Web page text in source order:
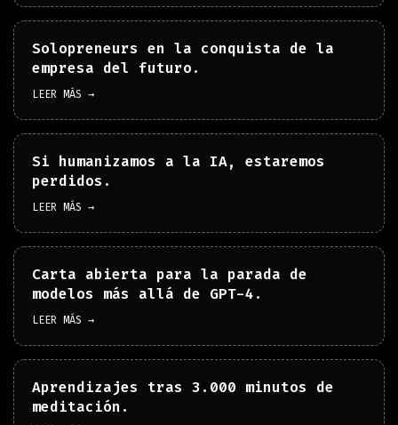
Solopreneurs en la conquista de la
empresa del futuro.
LEER MÁS →
Si humanizamos a la IA, estaremos
perdidos.
LEER MÁS →
Carta abierta para la parada de
modelos más allá de GPT-4.
LEER MÁS →
Aprendizajes tras 3.000 minutos de
meditación.